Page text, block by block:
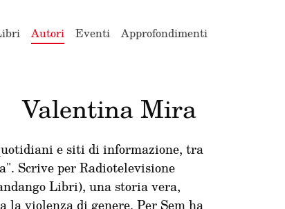
Autori Eventi Approfondimenti
Valentina Mira
e siti di informazione, tra
Scrive per Radiotelevisione
Libri), una storia vera,
la violenza di genere. Per Sem ha